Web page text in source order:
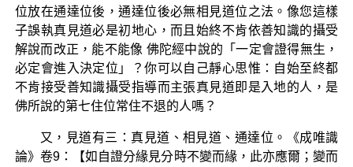
位放在通達位後，通達位後必無相見道位之法。像您這樣
子誤執真見道必是初地心，而且始終不肯依善知識的攝受
解說而改正，能不能像 佛陀經中說的「一定會證得無生，
必定會進入決定位」？你可以自己靜心思惟：自始至終都
不肯接受善知識攝受指導而主張真見道即是入地的人，是
佛所說的第七住位常住不退的人嗎？
又，見道有三：真見道、相見道、通達位。《成唯識
論》卷9：【如自證分緣見分時不變而緣，此亦應爾；變而